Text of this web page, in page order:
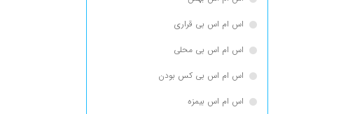
اس ام اس بی قراری
اس ام اس بی محلی
اس ام اس بی کس بودن
اس ام اس بیمزه